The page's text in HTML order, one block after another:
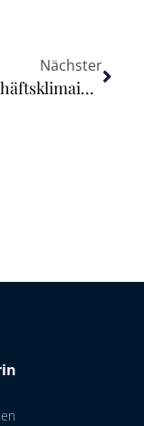
Nächster
ifo Geschäftsklimaindex gestiegen (April 2023)